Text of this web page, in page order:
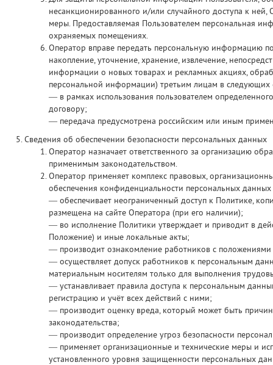
несанкционированного и/или случайного доступа к
меры. Предоставляемая Пользователем персональная
охраняемых помещениях.
Оператор вправе передать персональную информацию
накопление, уточнение, хранение, извлечение,
информации о новых товарах и рекламных акциях,
персональной информации) третьим лицам в следующих
— в рамках использования пользователем
договору;
— передача предусмотрена российским или иным
Сведения об обеспечении безопасности персональных данных
Оператор назначает ответственного за организацию
применимым законодательством.
Оператор применяет комплекс правовых,
обеспечения конфиденциальности персональных
— обеспечивает неограниченный доступ к Политике,
размещена на сайте Оператора (при его наличии);
— во исполнение Политики утверждает и приводит в
Положение) и иные локальные акты;
— производит ознакомление работников с
— осуществляет допуск работников к персональным
материальным носителям только для выполнения
— устанавливает правила доступа к персональным
регистрацию и учёт всех действий с ними;
— производит оценку вреда, который может быть
законодательства;
— производит определение угроз безопасности
— применяет организационные и технические меры и
установленного уровня защищенности персональных